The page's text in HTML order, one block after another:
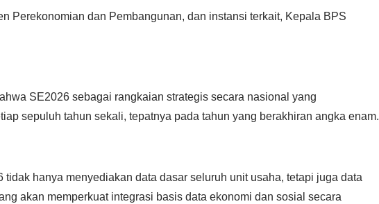
Perekonomian dan Pembangunan, dan instansi terkait, Kepala BPS
SE2026 sebagai rangkaian strategis secara nasional yang
sepuluh tahun sekali, tepatnya pada tahun yang berakhiran angka enam.
tidak hanya menyediakan data dasar seluruh unit usaha, tetapi juga data
akan memperkuat integrasi basis data ekonomi dan sosial secara